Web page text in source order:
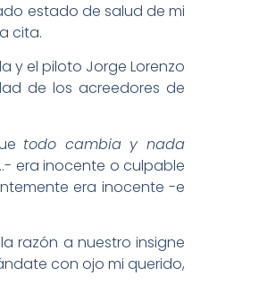
estado de salud de mi
cita.
y el piloto Jorge Lorenzo
de los acreedores de
todo cambia y nada
era inocente o culpable
era inocente -e
razón a nuestro insigne
con ojo mi querido,